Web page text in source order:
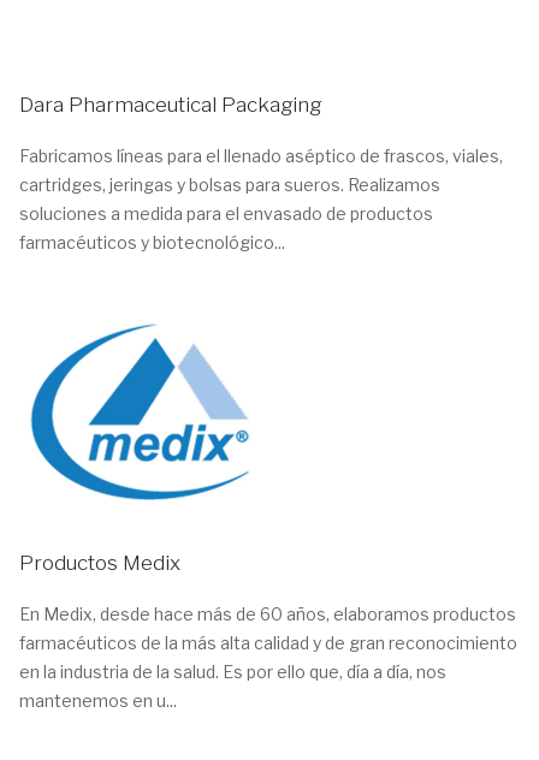
Dara Pharmaceutical Packaging
Fabricamos líneas para el llenado aséptico de frascos, viales,
cartridges, jeringas y bolsas para sueros. Realizamos
soluciones a medida para el envasado de productos
farmacéuticos y biotecnológico...
Productos Medix
En Medix, desde hace más de 60 años, elaboramos productos
farmacéuticos de la más alta calidad y de gran reconocimiento
en la industria de la salud. Es por ello que, día a día, nos
mantenemos en u...